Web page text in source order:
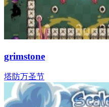
grimstone
塔防万圣节